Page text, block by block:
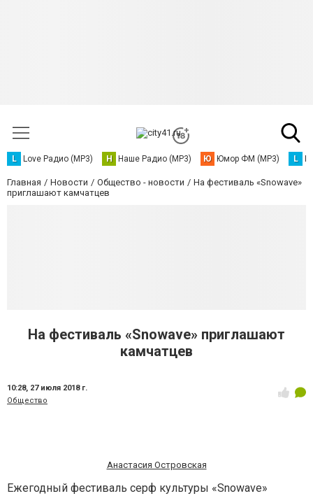
L Love Радио (MP3) Н Наше Радио (MP3) Ю Юмор ФМ (MP3) L
Главная Новости Общество - новости
На фестиваль «Snowave»
приглашают камчатцев
На фестиваль «Snowave» приглашают
камчатцев
10:28, 27 июля 2018 г.
Общество
Анастасия Островская
Ежегодный фестиваль серф культуры «Snowave»